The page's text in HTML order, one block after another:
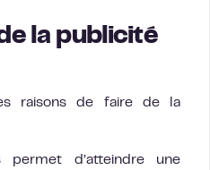
la publicité
raisons de faire de la
permet d’atteindre une